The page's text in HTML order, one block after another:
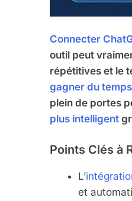
Connecter
outil peut
répétitives et le
gagner du temps
plein de portes
plus intelligent
Points Clés à
L’
et